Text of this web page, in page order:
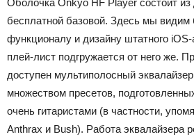
Оболочка Onkyo HF Player состоит
бесплатной базовой. Здесь мы видим
функционалу и дизайну штатного
плей-лист подгружается от него же.
доступен мультиполосный
множеством пресетов,
очень гитаристами (в частности,
Anthrax и Bush). Работа эквалайзера